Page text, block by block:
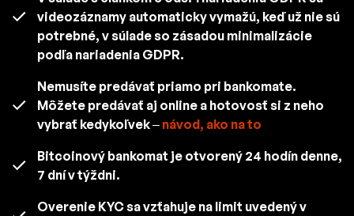
videozáznamy automaticky vymažú, keď už nie sú
potrebné, v súlade so zásadou minimalizácie
podľa nariadenia GDPR.
Nemusíte predávať priamo pri bankomate.
Môžete predávať aj online a hotovosť si z neho
vybrať kedykoľvek – návod, ako na to
Bitcoinový bankomat je otvorený 24 hodín denne,
7 dní v týždni.
Overenie KYC sa vzťahuje na limit uvedený v